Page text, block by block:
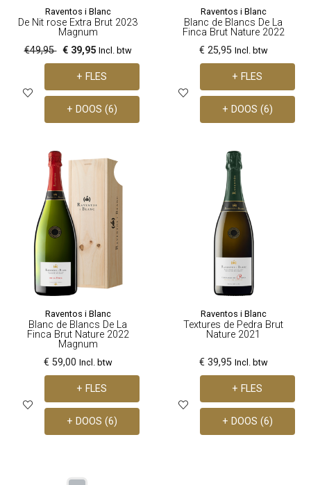
Raventos i Blanc
De Nit rose Extra Brut 2023
Magnum
€49,95 € 39,95 Incl. btw
+ FLES
+ DOOS (6)
Raventos i Blanc
Blanc de Blancs De La
Finca Brut Nature 2022
€ 25,95 Incl. btw
+ FLES
+ DOOS (6)
Raventos i Blanc
Blanc de Blancs De La
Finca Brut Nature 2022
Magnum
€ 59,00 Incl. btw
+ FLES
+ DOOS (6)
Raventos i Blanc
Textures de Pedra Brut
Nature 2021
€ 39,95 Incl. btw
+ FLES
+ DOOS (6)